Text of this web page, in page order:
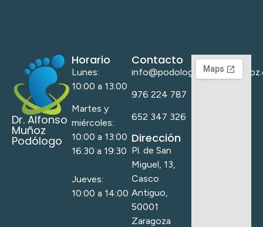
Dr. Alfonso
Muñoz
Podólogo
Horario
Lunes:
10:00 a 13:00
Martes y
miércoles:
10:00 a 13:00
16:30 a 19:30
Jueves:
10:00 a 14:00
Contacto
976 224 787
652 347 326
Dirección
Pl. de San
Miguel, 13,
Casco
Antiguo,
50001
Zaragoza